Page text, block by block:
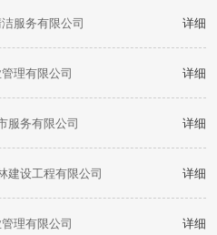
服务有限公司 详细
理有限公司 详细
服务有限公司 详细
建设工程有限公司 详细
理有限公司 详细